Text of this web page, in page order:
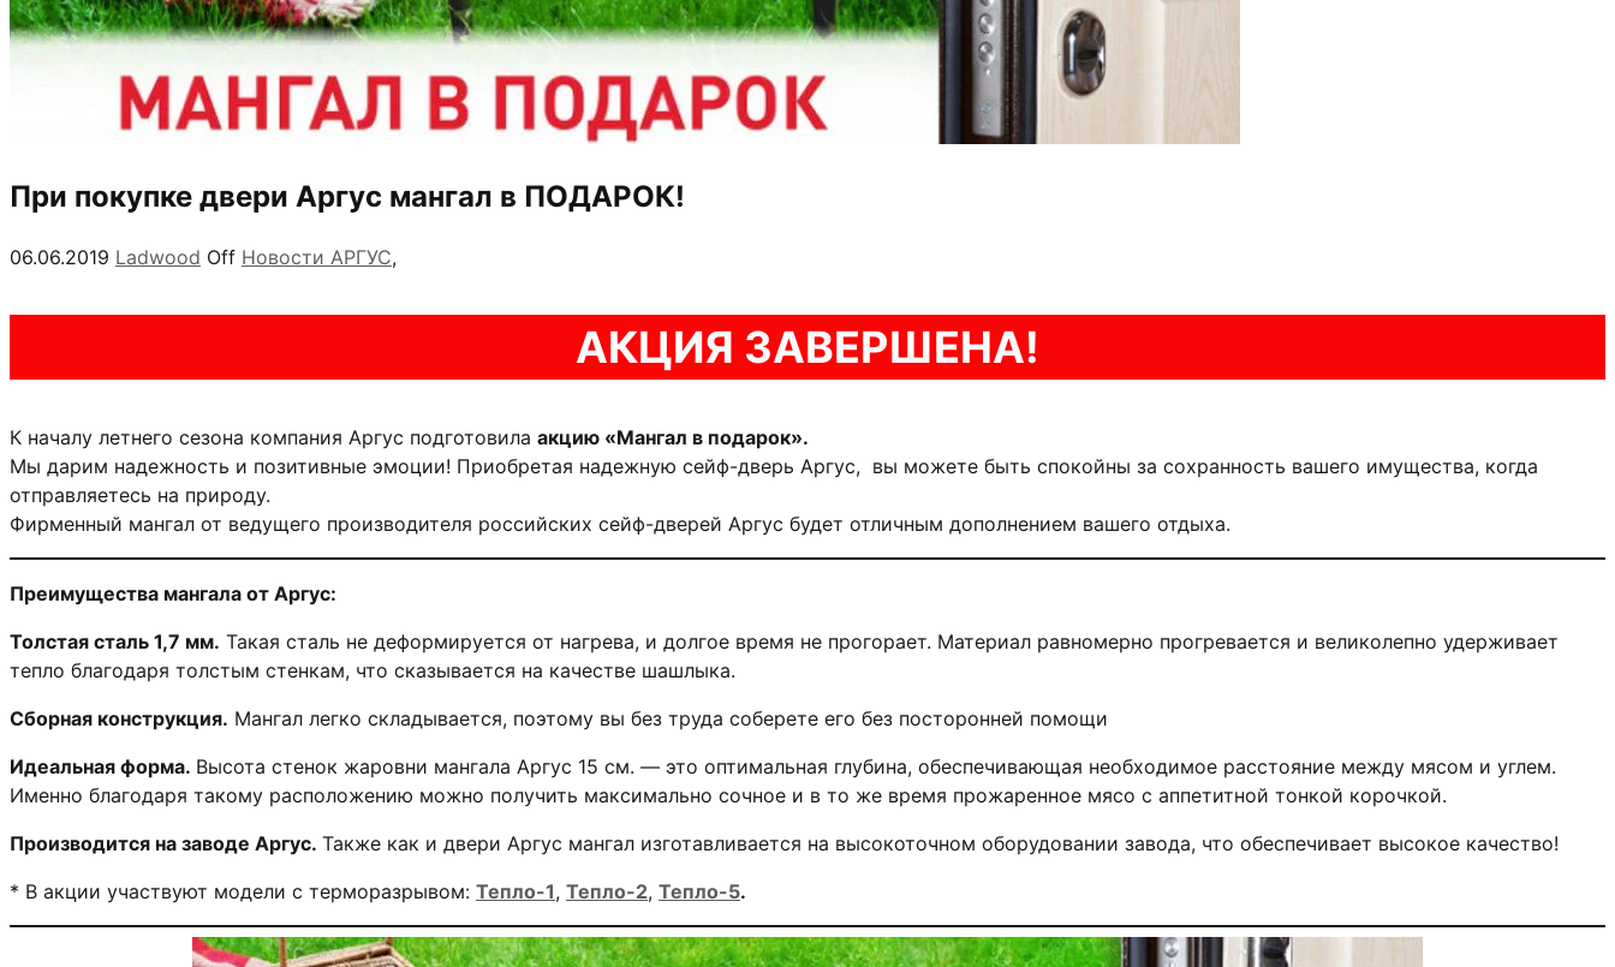
При покупке двери Аргус мангал в ПОДАРОК!
06.06.2019 Ladwood Off Новости АРГУС,
АКЦИЯ ЗАВЕРШЕНА!
К началу летнего сезона компания Аргус подготовила акцию «Мангал в подарок».
Мы дарим надежность и позитивные эмоции! Приобретая надежную сейф-дверь Аргус, вы можете быть спокойны за сохранность вашего имущества, когда
отправляетесь на природу.
Фирменный мангал от ведущего производителя российских сейф-дверей Аргус будет отличным дополнением вашего отдыха.
Преимущества мангала от Аргус:
Толстая сталь 1,7 мм. Такая сталь не деформируется от нагрева, и долгое время не прогорает. Материал равномерно прогревается и великолепно удерживает
тепло благодаря толстым стенкам, что сказывается на качестве шашлыка.
Сборная конструкция. Мангал легко складывается, поэтому вы без труда соберете его без посторонней помощи
Идеальная форма. Высота стенок жаровни мангала Аргус 15 см. — это оптимальная глубина, обеспечивающая необходимое расстояние между мясом и углем.
Именно благодаря такому расположению можно получить максимально сочное и в то же время прожаренное мясо с аппетитной тонкой корочкой.
Производится на заводе Аргус. Также как и двери Аргус мангал изготавливается на высокоточном оборудовании завода, что обеспечивает высокое качество!
* В акции участвуют модели с терморазрывом: Тепло-1, Тепло-2, Тепло-5.